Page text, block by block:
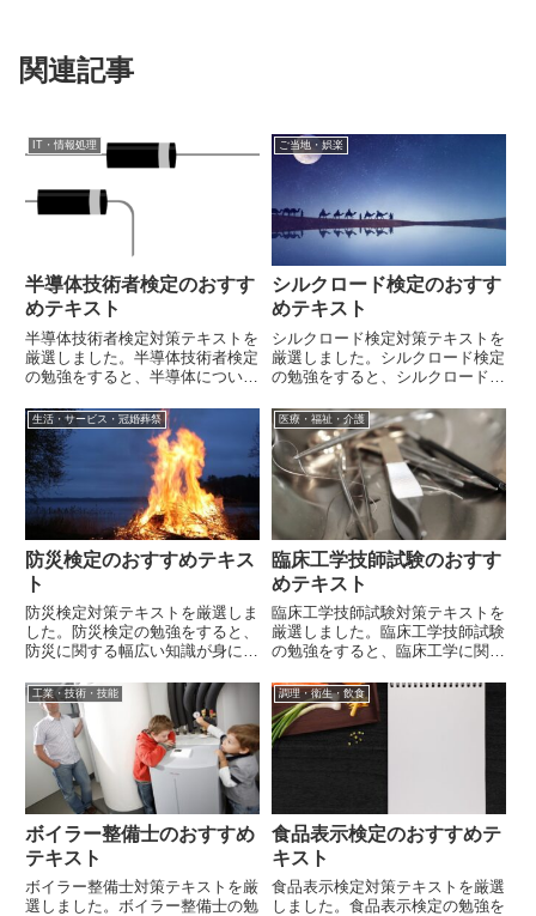
関連記事
IT・情報処理
半導体技術者検定のおすす
めテキスト
半導体技術者検定対策テキストを
厳選しました。半導体技術者検定
の勉強をすると、半導体について
ご当地・娯楽
シルクロード検定のおすす
めテキスト
シルクロード検定対策テキストを
厳選しました。シルクロード検定
の勉強をすると、シルクロードに
す。
生活・サービス・冠婚葬祭
防災検定のおすすめテキス
ト
防災検定対策テキストを厳選しま
した。防災検定の勉強をすると、
防災に関する幅広い知識が身に着
医療・福祉・介護
臨床工学技師試験のおすす
めテキスト
臨床工学技師試験対策テキストを
厳選しました。臨床工学技師試験
の勉強をすると、臨床工学に関す
工業・技術・技能
ボイラー整備士のおすすめ
テキスト
ボイラー整備士対策テキストを厳
選しました。ボイラー整備士の勉
調理・衛生・飲食
食品表示検定のおすすめテ
キスト
食品表示検定対策テキストを厳選
しました。食品表示検定の勉強を